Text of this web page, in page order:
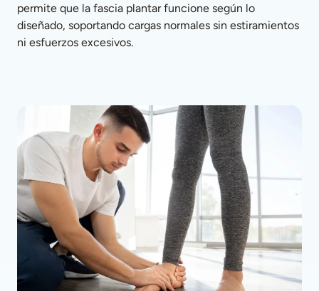
permite que la fascia plantar funcione según lo
diseñado, soportando cargas normales sin estiramientos
ni esfuerzos excesivos.